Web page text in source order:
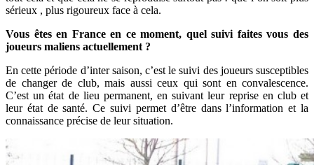
sérieux , plus rigoureux face à cela.
Vous êtes en France en ce moment, quel suivi faites vous des
joueurs maliens actuellement ?
En cette période d’inter saison, c’est le suivi des joueurs susceptibles
de changer de club, mais aussi ceux qui sont en convalescence.
C’est un état de lieu permanent, en suivant leur reprise en club et
leur état de santé. Ce suivi permet d’être dans l’information et la
connaissance précise de leur situation.